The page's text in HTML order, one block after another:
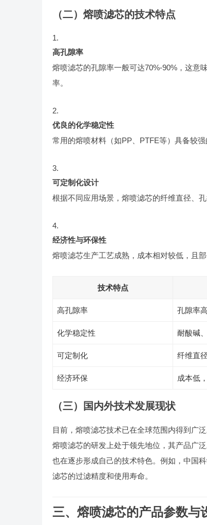
（二）熔喷滤芯的技术特点
高孔隙率
熔喷滤芯的孔隙率一般可达70%-90%，这意
率。
优良的化学稳定性
常用的熔喷材料（如PP、PTFE等）具备较
可定制化设计
根据不同应用场景，熔喷滤芯的纤维直径、
经济性与环保性
熔喷滤芯生产工艺成熟，成本相对较低，且
技术特点
高孔隙率 孔隙率
化学稳定性 耐酸碱
可定制化 纤维直
经济环保 成本低
（三）国内外技术发展现状
目前，熔喷滤芯技术已在全球范围内得到广
熔喷滤芯的研发上处于领先地位，其产品广
也在逐步形成自己的技术特色。例如，中国
滤芯的过滤精度和使用寿命。
三、熔喷滤芯的产品参数与